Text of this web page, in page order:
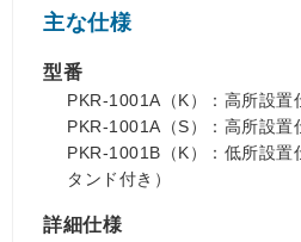
主な仕様
型番
PKR-1001A（K）：高所設置
PKR-1001A（S）：高所設置
PKR-1001B（K）：低所設置
タンド付き）
詳細仕様